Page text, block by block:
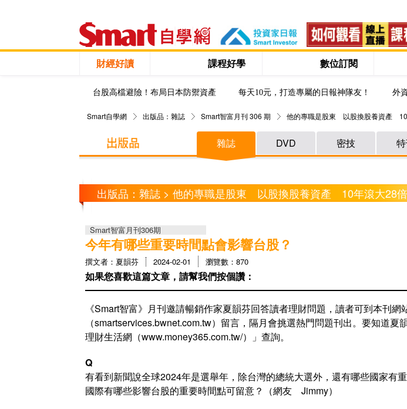
財經好讀 課程好學 數位訂閱
台股高檔避險！布局日本防禦資產 每天10元，打造專屬的日報神隊友！ 外
Smart自學網 出版品：雜誌 Smart智富月刊 306 期 他的專職是股東 以股換股養資產
雜誌 DVD 密技
出版品：雜誌 > 他的專職是股東 以股換股養資產 10年滾大28倍
Smart智富月刊306期
今年有哪些重要時間點會影響台股？
撰文者：夏韻芬 2024-02-01 瀏覽數：870
如果您喜歡這篇文章，請幫我們按個讚：
《Smart智富》月刊邀請暢銷作家夏韻芬回答讀者理財問題，讀者可到本刊網
（smartservices.bwnet.com.tw）留言，隔月會挑選熱門問題刊出。要知道夏
理財生活網（www.money365.com.tw/）」查詢。
Q
有看到新聞說全球2024年是選舉年，除台灣的總統大選外，還有哪些國家有
國際有哪些影響台股的重要時間點可留意？（網友 Jimmy）